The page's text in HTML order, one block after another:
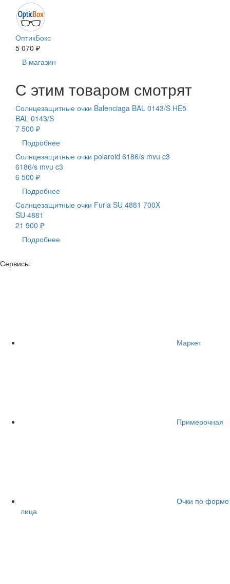
ОптикБокс
5 070 ₽
В магазин
С этим товаром смотрят
Солнцезащитные очки Balenciaga BAL 0143/S HE5
BAL 0143/S
7 500 ₽
Подробнее
Солнцезащитные очки polaroid 6186/s mvu c3
6186/s mvu c3
6 500 ₽
Подробнее
Солнцезащитные очки Furla SU 4881 700X
SU 4881
21 900 ₽
Подробнее
Сервисы
Маркет
Примерочная
Очки по форме
лица